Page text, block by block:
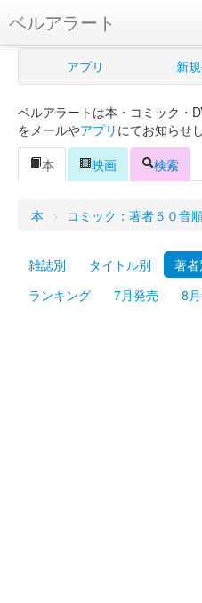
ベルアラート
ベルアラートとは
新規登録
ログイン
Myシェルフ
プレミアム
アプリ 新
ベルアラートは本・コミック・
をメールやアプリ にてお知らせ
本
映画 検索
本 > コミック：著者５０音順
雑誌別 タイトル別 著者
ランキング
7月発売 8